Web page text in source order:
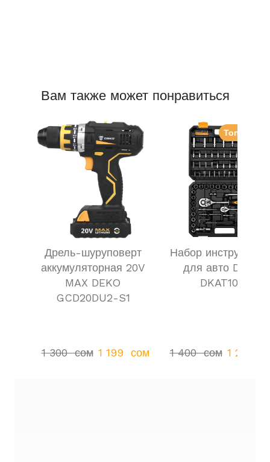
Вам также может понравиться
Дрель-шуруповерт
аккумуляторная 20V
MAX DEKO
GCD20DU2-S1
1 300  сом 1 199  сом
Топ
Набор
для авто DEKO
DKAT108
1 400  сом 1 299